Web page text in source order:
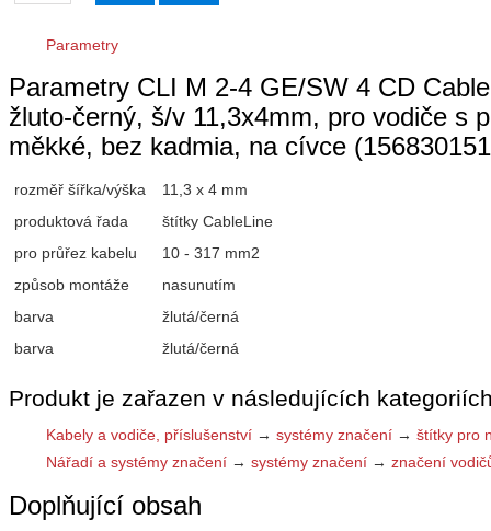
Parametry
Parametry CLI M 2-4 GE/SW 4 CD
žluto-černý, š/v 11,3x4mm, pro vodiče s
měkké, bez kadmia, na cívce
rozměř šířka/výška
11,3 x 4 mm
produktová řada
štítky CableLine
pro průřez kabelu
10 - 317 mm2
způsob montáže
nasunutím
barva
žlutá/černá
barva
žlutá/černá
Produkt je zařazen v následujících
Kabely a vodiče, příslušenství → systémy značení → štítky pro
Nářadí a systémy značení → systémy značení → značení
Doplňující obsah